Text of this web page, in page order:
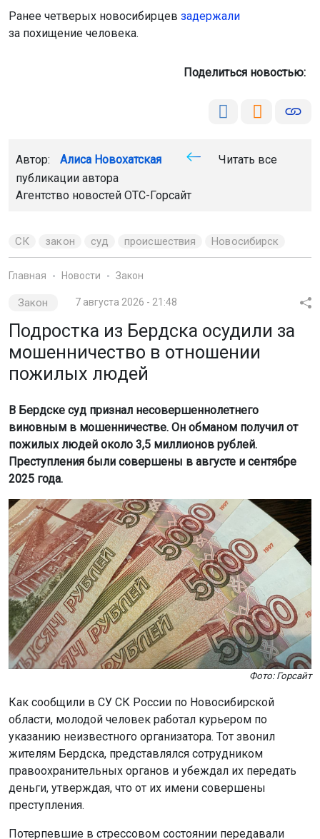
Алиса Новохатская
публикации автора
Закон 7 августа 2026 - 21:48
Подростка из Бердска осудили за
мошенничество в отношении
В Бердске суд признал несовершеннолетнего
виновным в мошенничестве. Он обманом получил от
пожилых людей около 3,5 миллионов рублей.
Преступления были совершены в августе и сентябре
2025 года.
Фото: Горсайт
Как сообщили в СУ СК России по Новосибирской
области, молодой человек работал курьером по
указанию неизвестного организатора. Тот звонил
жителям Бердска, представлялся сотрудником
правоохранительных органов и убеждал их передать
деньги, утверждая, что от их имени совершены
преступления.
Потерпевшие в стрессовом состоянии передавали
курьеру крупные суммы. В общей сложности
злоумышленники похитили около 3,5 миллионов
рублей.
Суд назначил подсудимому наказание в виде трёх лет
лишения свободы условно с испытательным сроком на
три года.
Следственное управление призывает жителей региона